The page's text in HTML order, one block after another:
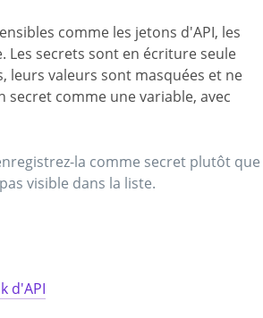
comme les jetons d'API, les
Les secrets sont en écriture seule
leurs valeurs sont masquées et ne
secret comme une variable, avec
la comme secret plutôt que
visible dans la liste.
d'API